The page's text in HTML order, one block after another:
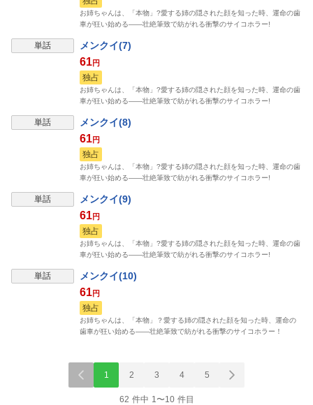
お姉ちゃんは、「本物」?愛する姉の隠された顔を知った時、運命の歯
車が狂い始める――壮絶筆致で紡がれる衝撃のサイコホラー!
単話 メンクイ(7)
61円
独占
お姉ちゃんは、「本物」?愛する姉の隠された顔を知った時、運命の歯
車が狂い始める――壮絶筆致で紡がれる衝撃のサイコホラー!
単話 メンクイ(8)
61円
独占
お姉ちゃんは、「本物」?愛する姉の隠された顔を知った時、運命の歯
車が狂い始める――壮絶筆致で紡がれる衝撃のサイコホラー!
単話 メンクイ(9)
61円
独占
お姉ちゃんは、「本物」?愛する姉の隠された顔を知った時、運命の歯
車が狂い始める――壮絶筆致で紡がれる衝撃のサイコホラー!
単話 メンクイ(10)
61円
独占
お姉ちゃんは、「本物」？愛する姉の隠された顔を知った時、運命の
歯車が狂い始める――壮絶筆致で紡がれる衝撃のサイコホラー！
1 2 3 4 5
62 件中 1〜10 件目